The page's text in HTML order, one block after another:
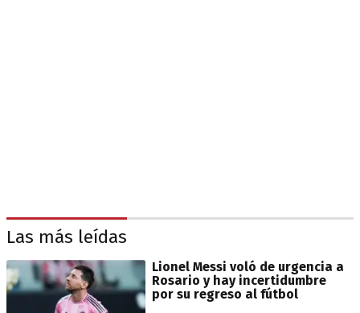
Las más leídas
Lionel Messi voló de urgencia a
Rosario y hay incertidumbre
por su regreso al fútbol